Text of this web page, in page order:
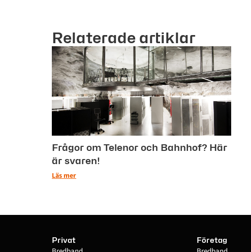
Relaterade artiklar
Frågor om Telenor och Bahnhof? Här
är svaren!
Läs mer
Privat Företag